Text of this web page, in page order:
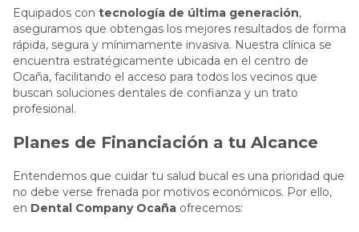
Equipados con tecnología de última generación,
aseguramos que obtengas los mejores resultados de forma
rápida, segura y mínimamente invasiva. Nuestra clínica se
encuentra estratégicamente ubicada en el centro de
Ocaña, facilitando el acceso para todos los vecinos que
buscan soluciones dentales de confianza y un trato
profesional.
Planes de Financiación a tu Alcance
Entendemos que cuidar tu salud bucal es una prioridad que
no debe verse frenada por motivos económicos. Por ello,
en Dental Company Ocaña ofrecemos: